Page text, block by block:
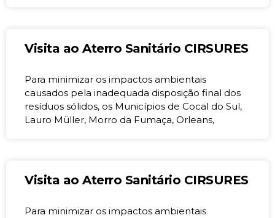
Visita ao Aterro Sanitário CIRSURES
Para minimizar os impactos ambientais
causados pela inadequada disposição final dos
resíduos sólidos, os Municípios de Cocal do Sul,
Lauro Müller, Morro da Fumaça, Orleans,
Visita ao Aterro Sanitário CIRSURES
Para minimizar os impactos ambientais